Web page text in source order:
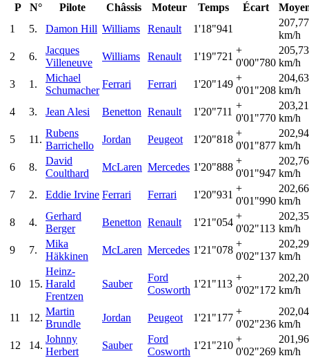
P N° Pilote Châssis Moteur Temps Écart
1
5. Damon Hill Williams Renault 1'18"941
km/h
2
6.
Jacques
Villeneuve
Williams Renault 1'19"721
+
0'00"780 km/h
3
1.
Michael
Schumacher
Ferrari Ferrari 1'20"149
+
0'01"208 km/h
4
3. Jean Alesi Benetton Renault 1'20"711
+
0'01"770 km/h
5
11.
Rubens
Barrichello
Jordan Peugeot 1'20"818
+
0'01"877 km/h
6
8.
David
Coulthard
McLaren Mercedes 1'20"888
+
0'01"947 km/h
7
2. Eddie Irvine Ferrari Ferrari 1'20"931
+
0'01"990 km/h
8
4.
Gerhard
Berger
Benetton Renault 1'21"054
+
0'02"113 km/h
9
7.
Mika
Häkkinen
McLaren Mercedes 1'21"078
+
0'02"137 km/h
10 15.
Heinz-
Harald
Frentzen
Sauber
Ford
Cosworth
1'21"113
+
0'02"172 km/h
11 12.
Martin
Brundle
Jordan Peugeot 1'21"177
+
0'02"236 km/h
12
14.
Johnny
Herbert
Sauber
Ford
Cosworth
1'21"210
+
0'02"269 km/h